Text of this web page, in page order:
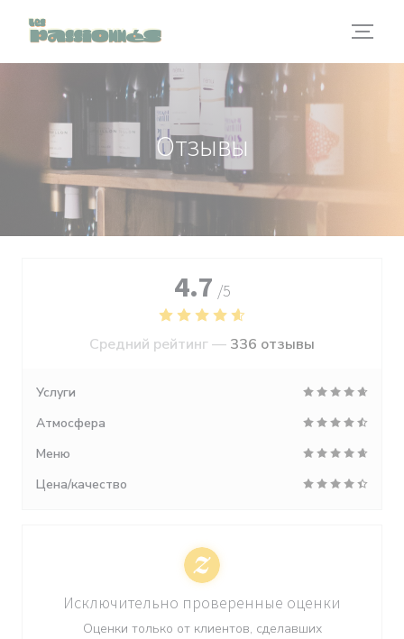
Отзывы
4.7 /5
Средний рейтинг — 336 отзывы
Услуги
Атмосфера
Меню
Цена/качество
Исключительно проверенные оценки
Оценки только от клиентов, сделавших